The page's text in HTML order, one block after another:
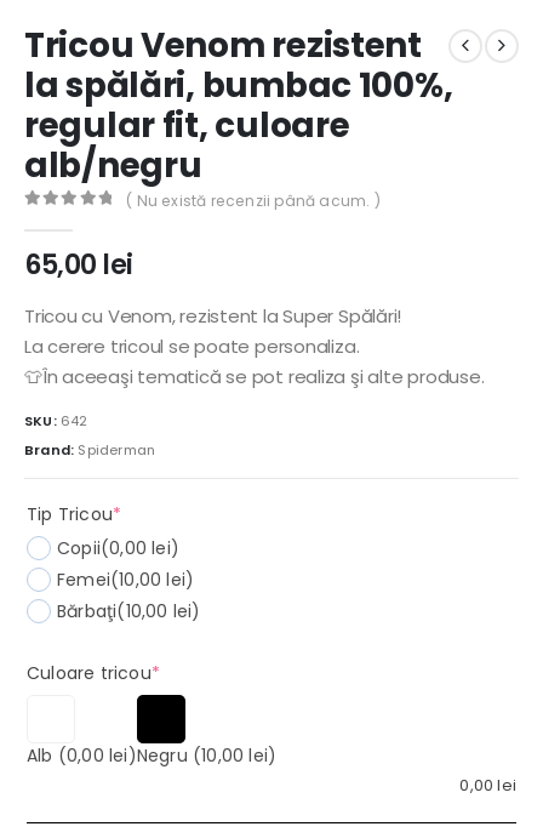
Tricou Venom rezistent
la spălări, bumbac 100%,
regular fit, culoare
alb/negru
( Nu există recenzii până acum. )
65,00 lei
Tricou cu Venom, rezistent la Super Spălări!
La cerere tricoul se poate personaliza.
👕În aceeaşi tematică se pot realiza şi alte produse.
SKU: 642
Brand: Spiderman
Tip Tricou*
Copii(0,00 lei)
Femei(10,00 lei)
Bărbaţi(10,00 lei)
Culoare tricou*(required)
Alb (0,00 lei)Negru (10,00 lei)
0,00lei